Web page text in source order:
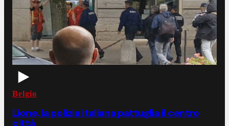
Belgio
Lione, la polizia italiana pattuglia il centro
città